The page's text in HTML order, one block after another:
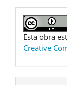
Esta obra
Creative